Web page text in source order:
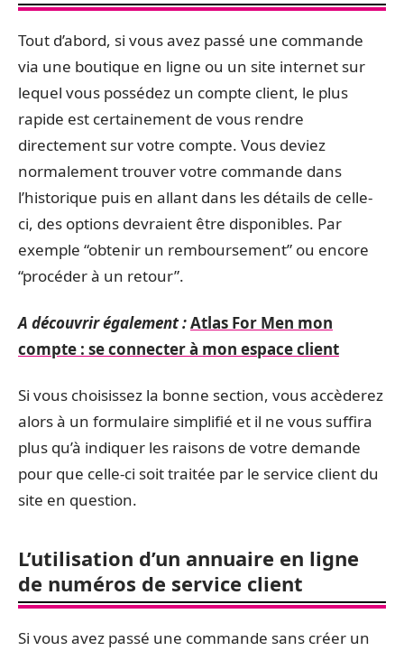
Tout d’abord, si vous avez passé une commande
via une boutique en ligne ou un site internet sur
lequel vous possédez un compte client, le plus
rapide est certainement de vous rendre
directement sur votre compte. Vous deviez
normalement trouver votre commande dans
l’historique puis en allant dans les détails de celle-
ci, des options devraient être disponibles. Par
exemple “obtenir un remboursement” ou encore
“procéder à un retour”.
A découvrir également :Atlas For Men mon
compte : se connecter à mon espace client
Si vous choisissez la bonne section, vous accèderez
alors à un formulaire simplifié et il ne vous suffira
plus qu’à indiquer les raisons de votre demande
pour que celle-ci soit traitée par le service client du
site en question.
L’utilisation d’un annuaire en ligne
de numéros de service client
Si vous avez passé une commande sans créer un